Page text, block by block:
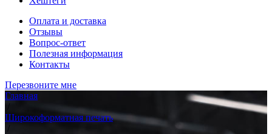
Оплата и доставка
Отзывы
Вопрос-ответ
Полезная информация
Контакты
Перезвоните мне
Главная
/
Широкоформатная печать
/